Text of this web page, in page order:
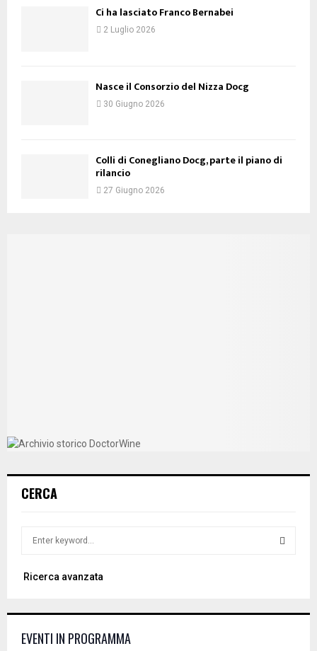
Ci ha lasciato Franco Bernabei
2 Luglio 2026
Nasce il Consorzio del Nizza Docg
30 Giugno 2026
Colli di Conegliano Docg, parte il piano di
rilancio
27 Giugno 2026
CERCA
r
o
Ricerca avanzata
EVENTI IN PROGRAMMA